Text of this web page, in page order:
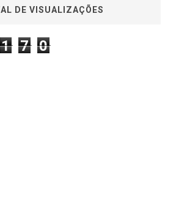
DE VISUALIZAÇÕES
1 7 0